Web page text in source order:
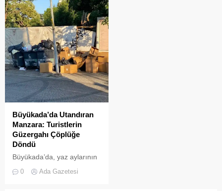
Büyükada’da Utandıran
Manzara: Turistlerin
Güzergahı Çöplüğe
Döndü
Büyükada’da, yaz aylarının
ziyaretçi yoğunluğu, temizlik
0 Ada Gazetesi